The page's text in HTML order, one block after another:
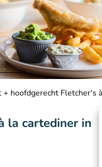
hoofdgerecht Fletcher's
la cartediner in